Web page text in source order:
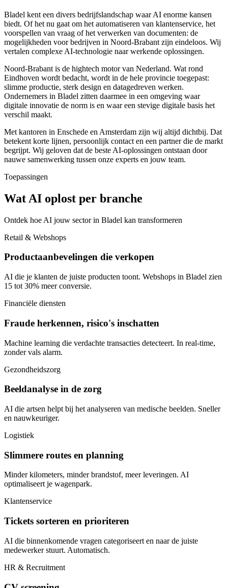
Bladel kent een divers bedrijfslandschap waar AI enorme kansen
biedt. Of het nu gaat om het automatiseren van klantenservice, het
voorspellen van vraag of het verwerken van documenten: de
mogelijkheden voor bedrijven in Noord-Brabant zijn eindeloos. Wij
vertalen complexe AI-technologie naar werkende oplossingen.
Noord-Brabant is de hightech motor van Nederland. Wat rond
Eindhoven wordt bedacht, wordt in de hele provincie toegepast:
slimme productie, sterk design en datagedreven werken.
Ondernemers in Bladel zitten daarmee in een omgeving waar
digitale innovatie de norm is en waar een stevige digitale basis het
verschil maakt.
Met kantoren in Enschede en Amsterdam zijn wij altijd dichtbij. Dat
betekent korte lijnen, persoonlijk contact en een partner die de markt
begrijpt. Wij geloven dat de beste AI-oplossingen ontstaan door
nauwe samenwerking tussen onze experts en jouw team.
Toepassingen
Wat AI oplost per branche
Ontdek hoe AI jouw sector in Bladel kan transformeren
Retail & Webshops
Productaanbevelingen die verkopen
AI die je klanten de juiste producten toont. Webshops in Bladel zien
15 tot 30% meer conversie.
Financiële diensten
Fraude herkennen, risico's inschatten
Machine learning die verdachte transacties detecteert. In real-time,
zonder vals alarm.
Gezondheidszorg
Beeldanalyse in de zorg
AI die artsen helpt bij het analyseren van medische beelden. Sneller
en nauwkeuriger.
Logistiek
Slimmere routes en planning
Minder kilometers, minder brandstof, meer leveringen. AI
optimaliseert je wagenpark.
Klantenservice
Tickets sorteren en prioriteren
AI die binnenkomende vragen categoriseert en naar de juiste
medewerker stuurt. Automatisch.
HR & Recruitment